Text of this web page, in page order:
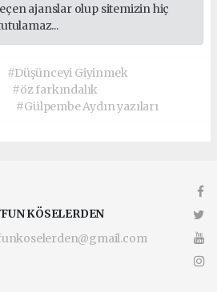
ajanslar olup sitemizin hiç
#Düşünceyi Giyinmek
#öz farkındalık
#Gülpembe Aydın yazıları
KÖSELERDEN